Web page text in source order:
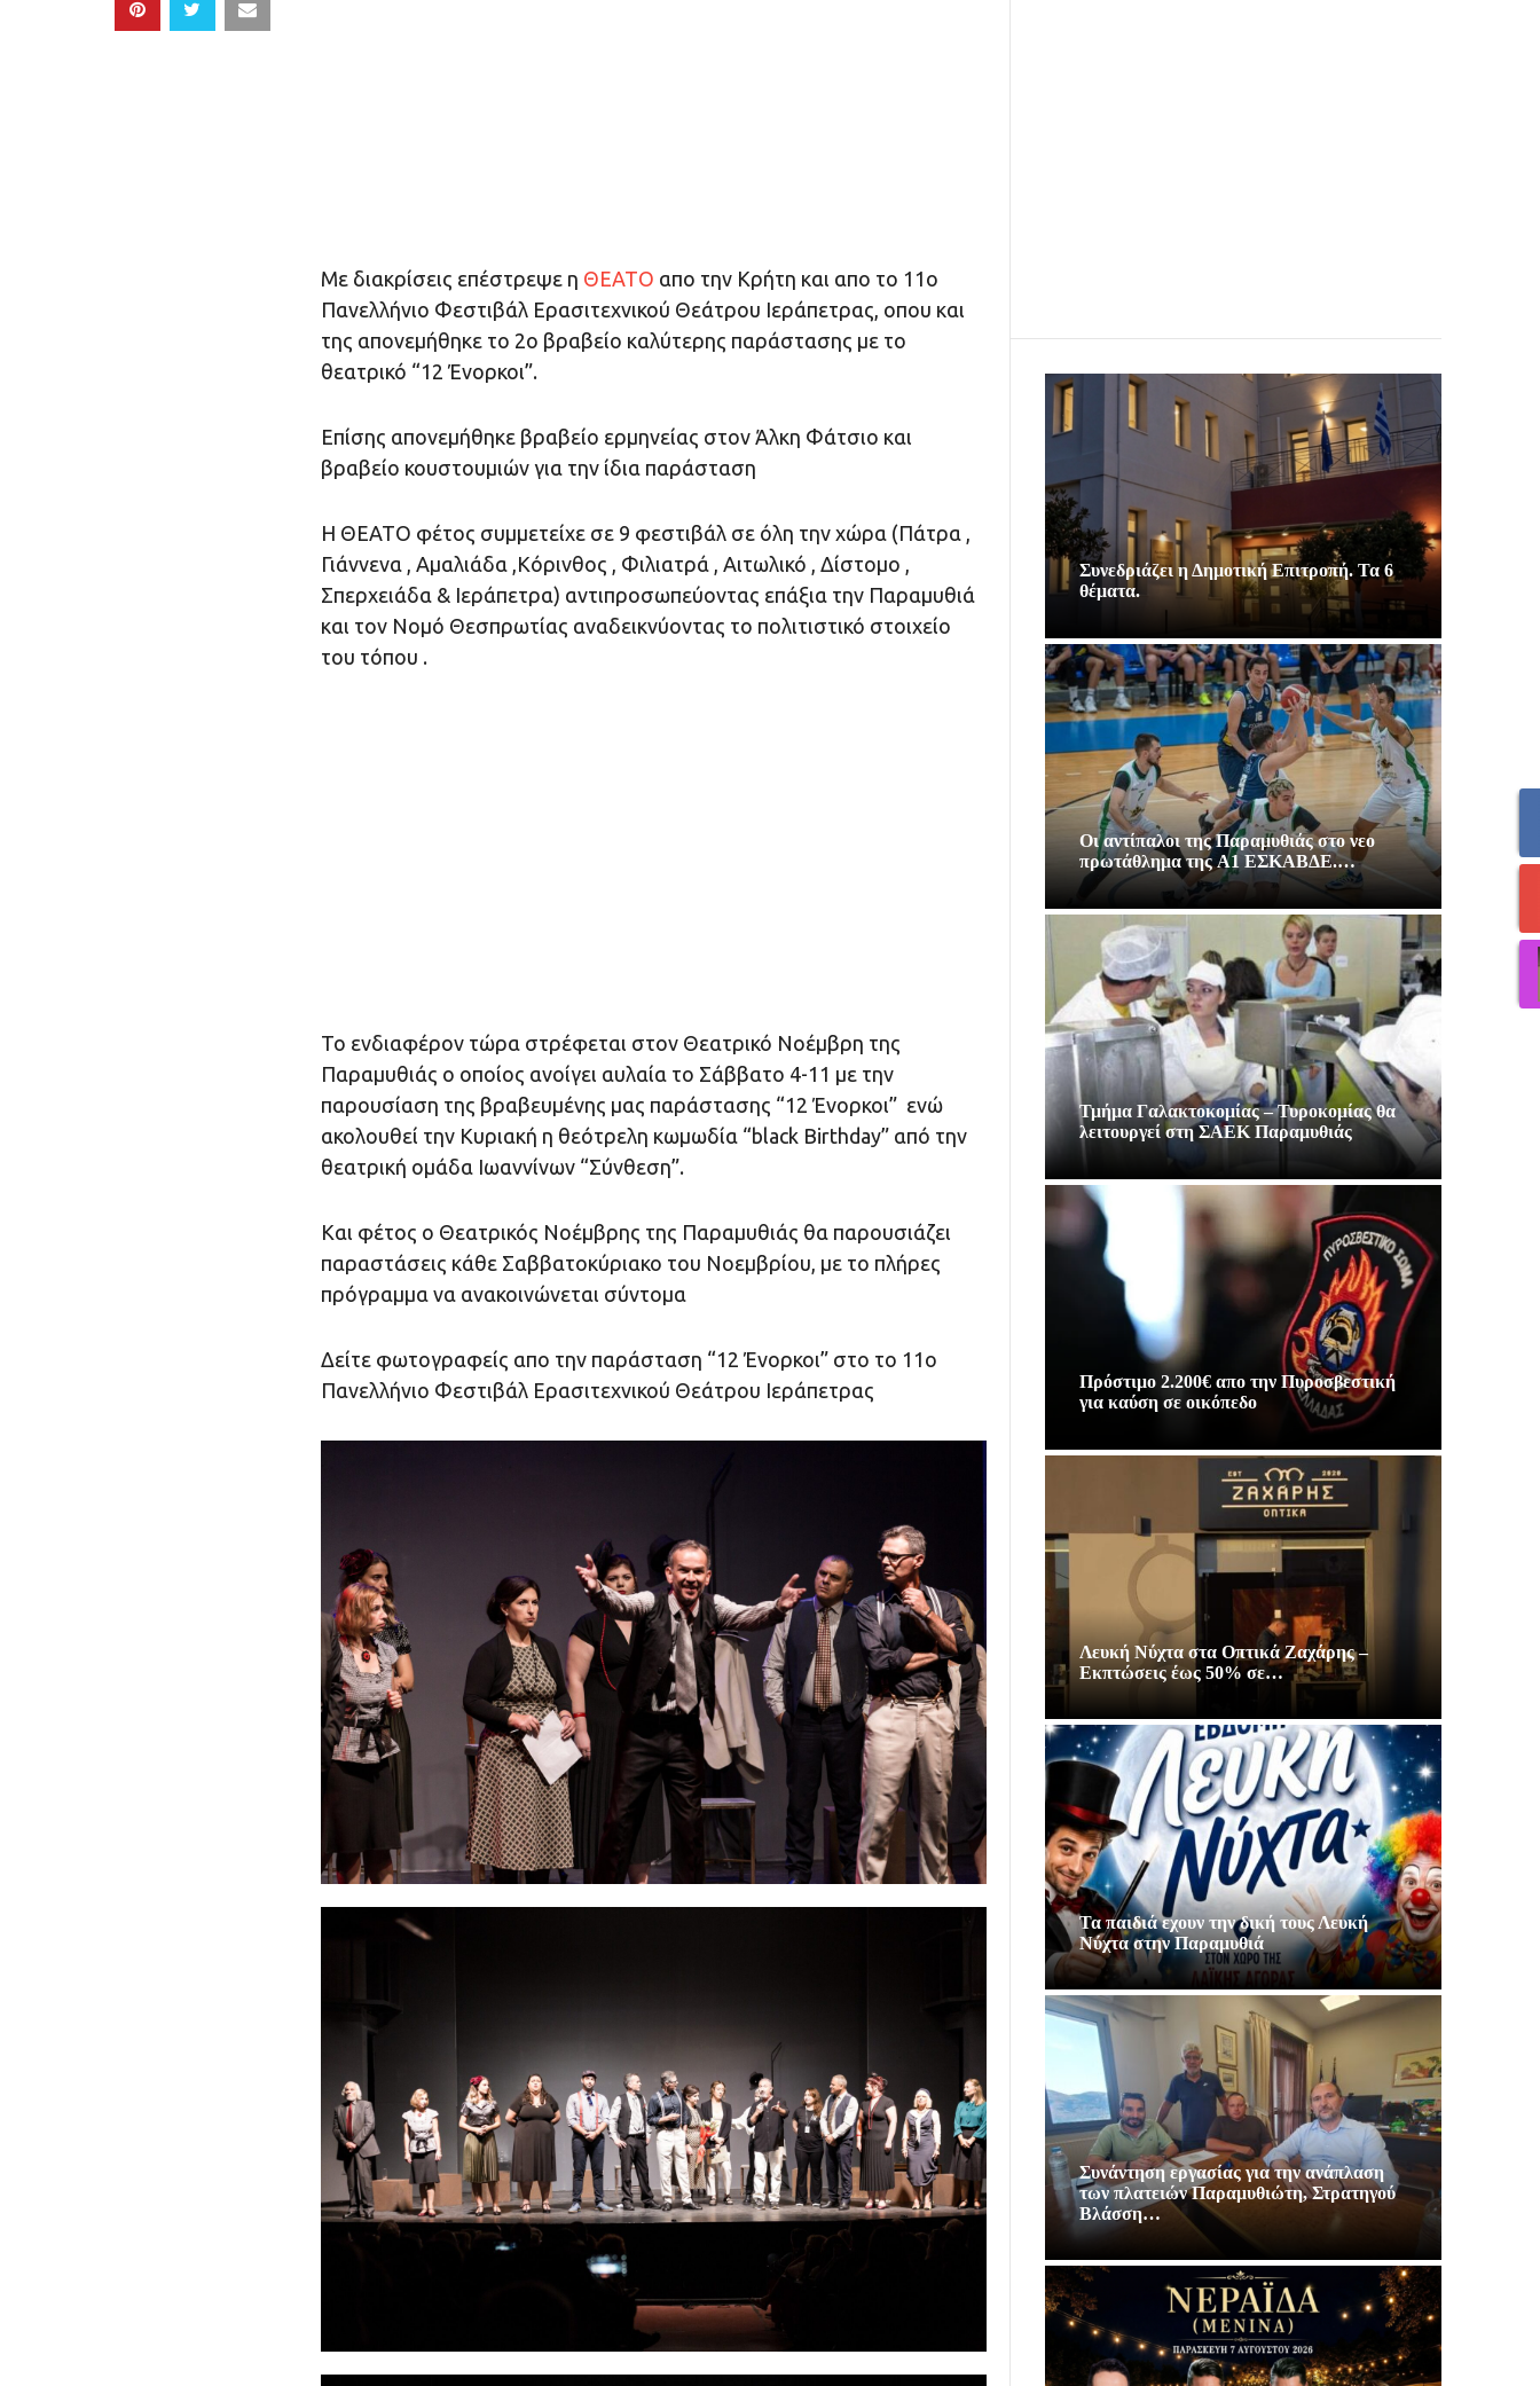
Με διακρίσεις επέστρεψε η ΘΕΑΤΟ απο την Κρήτη και απο το 11ο
Πανελλήνιο Φεστιβάλ Ερασιτεχνικού Θεάτρου Ιεράπετρας, οπου και
της απονεμήθηκε το 2ο βραβείο καλύτερης παράστασης με το
θεατρικό “12 Ένορκοι”.
Επίσης απονεμήθηκε βραβείο ερμηνείας στον Άλκη Φάτσιο και
βραβείο κουστουμιών για την ίδια παράσταση
Η ΘΕΑΤΟ φέτος συμμετείχε σε 9 φεστιβάλ σε όλη την χώρα (Πάτρα ,
Γιάννενα , Αμαλιάδα ,Κόρινθος , Φιλιατρά , Αιτωλικό , Δίστομο ,
Σπερχειάδα & Ιεράπετρα) αντιπροσωπεύοντας επάξια την Παραμυθιά
και τον Νομό Θεσπρωτίας αναδεικνύοντας το πολιτιστικό στοιχείο
του τόπου .
Το ενδιαφέρον τώρα στρέφεται στον Θεατρικό Νοέμβρη της
Παραμυθιάς ο οποίος ανοίγει αυλαία το Σάββατο 4-11 με την
παρουσίαση της βραβευμένης μας παράστασης “12 Ένορκοι” ενώ
ακολουθεί την Κυριακή η θεότρελη κωμωδία “black Birthday” από την
θεατρική ομάδα Ιωαννίνων “Σύνθεση”.
Και φέτος ο Θεατρικός Νοέμβρης της Παραμυθιάς θα παρουσιάζει
παραστάσεις κάθε Σαββατοκύριακο του Νοεμβρίου, με το πλήρες
πρόγραμμα να ανακοινώνεται σύντομα
Δείτε φωτογραφείς απο την παράσταση “12 Ένορκοι” στο το 11ο
Πανελλήνιο Φεστιβάλ Ερασιτεχνικού Θεάτρου Ιεράπετρας
Συνεδριάζει η Δημοτική Επιτροπή. Τα 6
θέματα.
Οι αντίπαλοι της Παραμυθιάς στο νεο
πρωτάθλημα της A1 ΕΣΚΑΒΔΕ.…
Τμήμα Γαλακτοκομίας – Τυροκομίας θα
λειτουργεί στη ΣΑΕΚ Παραμυθιάς
Πρόστιμο 2.200€ απο την Πυροσβεστική
για καύση σε οικόπεδο
Λευκή Νύχτα στα Οπτικά Ζαχάρης –
Εκπτώσεις έως 50% σε…
Τα παιδιά εχουν την δική τους Λευκή
Νύχτα στην Παραμυθιά
Συνάντηση εργασίας για την ανάπλαση
των πλατειών Παραμυθιώτη, Στρατηγού
Βλάσση…